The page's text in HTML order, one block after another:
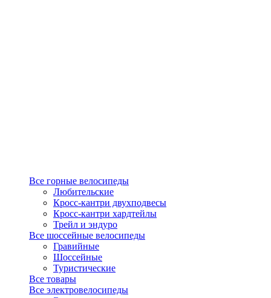
Все горные велосипеды
Любительские
Кросс-кантри двухподвесы
Кросс-кантри хардтейлы
Трейл и эндуро
Все шоссейные велосипеды
Гравийные
Шоссейные
Туристические
Все товары
Все электровелосипеды